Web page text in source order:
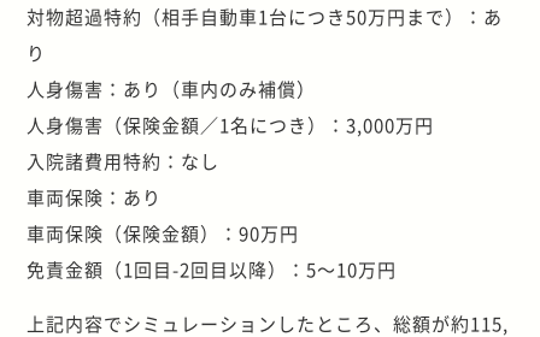
対物超過特約（相手自動車1台につき50万円まで）：あ
り
人身傷害：あり（車内のみ補償）
人身傷害（保険金額／1名につき）：3,000万円
入院諸費用特約：なし
車両保険：あり
車両保険（保険金額）：90万円
免責金額（1回目-2回目以降）：5～10万円
上記内容でシミュレーションしたところ、総額が約115,